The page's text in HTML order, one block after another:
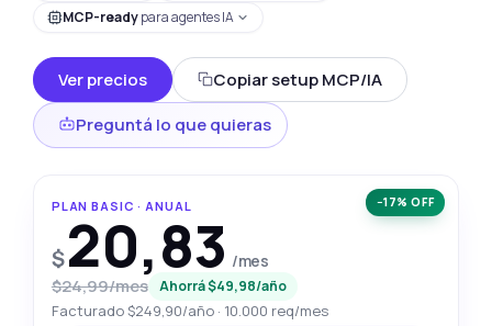
MCP-readypara agentes IA
Ver precios
Copiar setup MCP/IA
Preguntá lo que quieras
−17% OFF
PLAN BASIC · ANUAL
$20,83 /mes
$24,99/mes Ahorrá $49,98/año
Facturado $249,90/año · 10.000 req/mes